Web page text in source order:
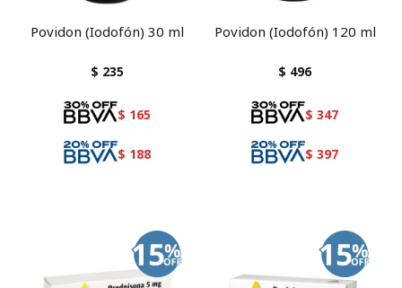
Povidon (Iodofón) 30 ml
$ 235
$ 165
$ 188
Povidon (Iodofón) 120 ml
$ 496
$ 347
$ 397